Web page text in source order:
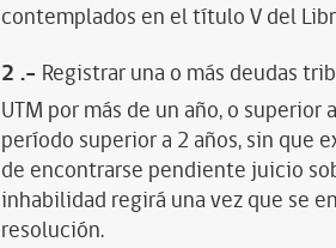
contemplados en el título V del
2 .- Registrar una o más deudas
UTM por más de un año, o
período superior a 2 años, sin que
de encontrarse pendiente juicio
inhabilidad regirá una vez que se
resolución.